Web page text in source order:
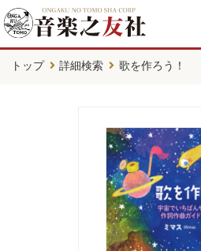
トップ 詳細検索 歌を作ろう！